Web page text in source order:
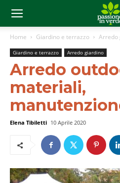
Home Giardino e terrazzo Arredo
Giardino e terrazzo Arredo giardino
Arredo
materiali,
Elena Tibiletti 10 Aprile 2020